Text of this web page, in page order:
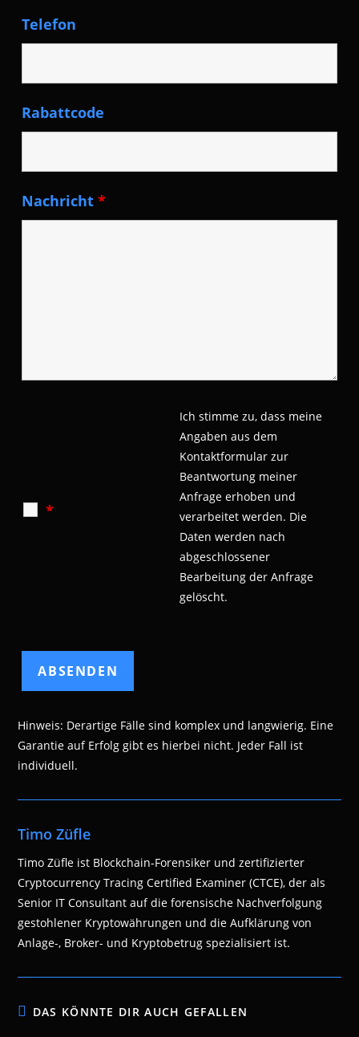
Telefon
Rabattcode
Nachricht*
*
Ich stimme zu, dass meine
Angaben aus dem
Kontaktformular zur
Beantwortung meiner
Anfrage erhoben und
verarbeitet werden. Die
Daten werden nach
abgeschlossener
Bearbeitung der Anfrage
gelöscht.
Hinweis: Derartige Fälle sind komplex und langwierig. Eine
Garantie auf Erfolg gibt es hierbei nicht. Jeder Fall ist
individuell.
Timo Züfle
Timo Züfle ist Blockchain-Forensiker und zertifizierter
Cryptocurrency Tracing Certified Examiner (CTCE), der als
Senior IT Consultant auf die forensische Nachverfolgung
gestohlener Kryptowährungen und die Aufklärung von
Anlage-, Broker- und Kryptobetrug spezialisiert ist.
DAS KÖNNTE DIR AUCH GEFALLEN